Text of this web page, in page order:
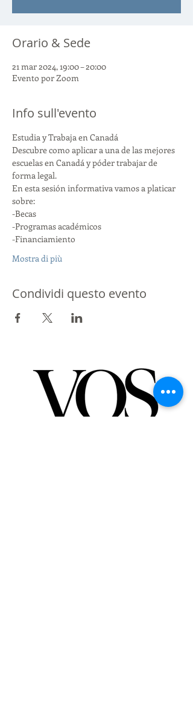
Orario & Sede
21 mar 2024, 19:00 – 20:00
Evento por Zoom
Info sull'evento
Estudia y Trabaja en Canadá
Descubre como aplicar a una de las mejores
escuelas en Canadá y póder trabajar de
forma legal.
En esta sesión informativa vamos a platicar
sobre:
-Becas
-Programas académicos
-Financiamiento
Mostra di più
Condividi questo evento